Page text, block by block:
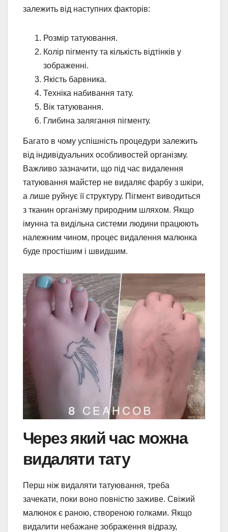
залежить від наступних факторів:
Розмір татуювання.
Колір пігменту та кількість відтінків у
зображенні.
Якість барвника.
Техніка набивання тату.
Вік татуювання.
Глибина залягання пігменту.
Багато в чому успішність процедури залежить
від індивідуальних особливостей організму.
Важливо зазначити, що під час видалення
татуювання майстер не видаляє фарбу з шкіри,
а лише руйнує її структуру. Пігмент виводиться
з тканин організму природним шляхом. Якщо
імунна та видільна системи людини працюють
належним чином, процес видалення малюнка
буде простішим і швидшим.
Через який час можна
видаляти тату
Перш ніж видаляти татуювання, треба
зачекати, поки воно повністю заживе. Свіжий
малюнок є раною, створеною голками. Якщо
видалити небажане зображення відразу,